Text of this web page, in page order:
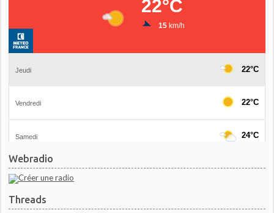
Webradio
Threads